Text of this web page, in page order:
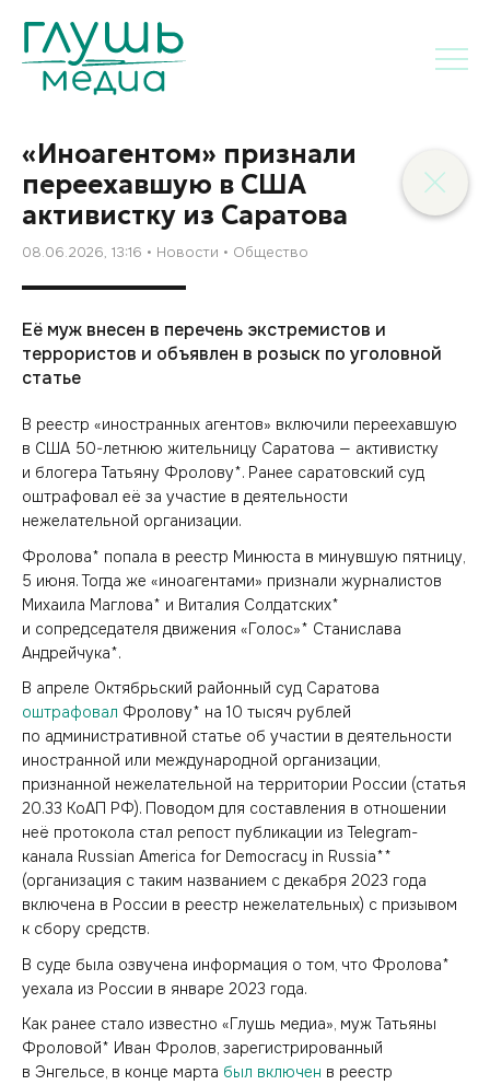
«Иноагентом» признали
переехавшую в США
активистку из Саратова
08.06.2026, 13:16 Новости Общество
Её муж внесен в перечень экстремистов и
террористов и объявлен в розыск по уголовной
статье
В реестр «иностранных агентов» включили переехавшую
в США 50-летнюю жительницу Саратова — активистку
и блогера Татьяну Фролову*. Ранее саратовский суд
оштрафовал её за участие в деятельности
нежелательной организации.
Фролова* попала в реестр Минюста в минувшую пятницу,
5 июня. Тогда же «иноагентами» признали журналистов
Михаила Маглова* и Виталия Солдатских*
и сопредседателя движения «Голос»* Станислава
Андрейчука*.
В апреле Октябрьский районный суд Саратова
оштрафовал Фролову* на 10 тысяч рублей
по административной статье об участии в деятельности
иностранной или международной организации,
признанной нежелательной на территории России (статья
20.33 КоАП РФ). Поводом для составления в отношении
неё протокола стал репост публикации из Telegram-
канала Russian America for Democracy in Russiа**
(организация с таким названием с декабря 2023 года
включена в России в реестр нежелательных) с призывом
к сбору средств.
В суде была озвучена информация о том, что Фролова*
уехала из России в январе 2023 года.
Как ранее стало известно «Глушь медиа», муж Татьяны
Фроловой* Иван Фролов, зарегистрированный
в Энгельсе, в конце марта был включен в реестр